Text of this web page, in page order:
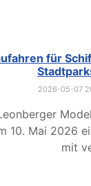
für
2026-05-07
10. Mai 2026
mit